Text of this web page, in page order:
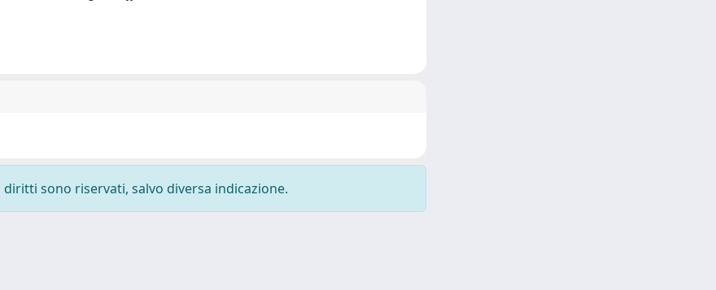
sono riservati, salvo diversa indicazione.